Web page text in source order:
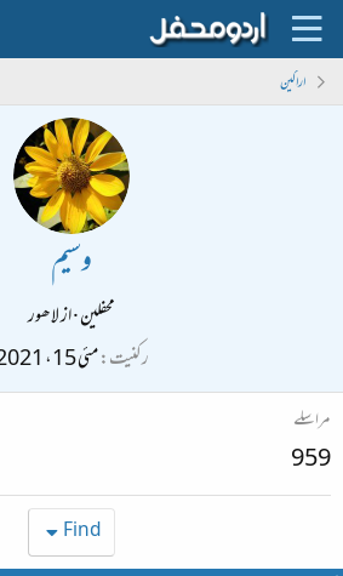
اراکین
وسیم
محفلین·ازلاھور
رکنیت مئی 15، 2021
مراسلے
959
Find